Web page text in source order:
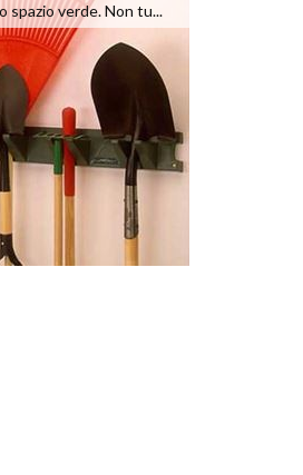
verde. Non tu...